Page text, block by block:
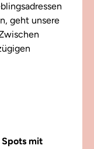
geht unsere
mit